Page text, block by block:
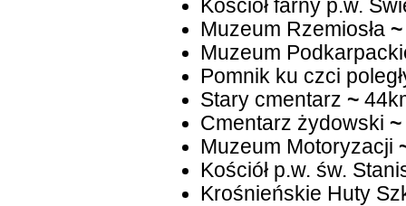
Kościół farny p.w.
Muzeum Rzemiosła ~
Muzeum
Pomnik ku czci
Stary cmentarz ~
Cmentarz żydowski ~
Muzeum Motoryzacji
Kościół p.w. św.
Krośnieńskie Huty